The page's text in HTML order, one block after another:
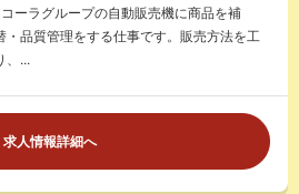
ーラグループの自動販売機に商品を補
・品質管理をする仕事です。販売方法を工
、...
求人情報詳細へ